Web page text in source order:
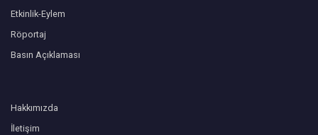
Etkinlik-Eylem
Röportaj
Basın Açıklaması
Hakkımızda
İletişim